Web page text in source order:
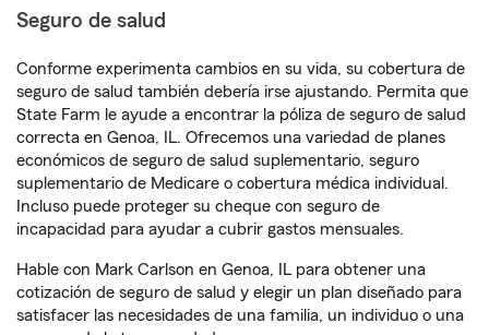
Seguro de salud
Conforme experimenta cambios en su vida, su cobertura de
seguro de salud también debería irse ajustando. Permita que
State Farm le ayude a encontrar la póliza de seguro de salud
correcta en Genoa, IL. Ofrecemos una variedad de planes
económicos de seguro de salud suplementario, seguro
suplementario de Medicare o cobertura médica individual.
Incluso puede proteger su cheque con seguro de
incapacidad para ayudar a cubrir gastos mensuales.
Hable con Mark Carlson en Genoa, IL para obtener una
cotización de seguro de salud y elegir un plan diseñado para
satisfacer las necesidades de una familia, un individuo o una